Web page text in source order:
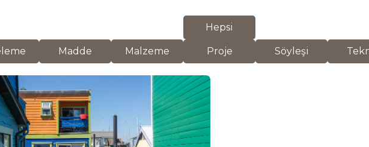
Hepsi
Madde Malzeme Proje Söyleşi